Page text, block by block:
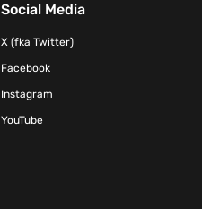
Social Media
X (fka Twitter)
Facebook
Instagram
YouTube